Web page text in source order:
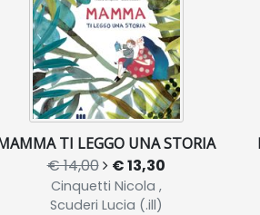
TI LEGGO UNA STORIA
€ 14,00 € 13,30
Cinquetti Nicola ,
Scuderi Lucia (.ill)